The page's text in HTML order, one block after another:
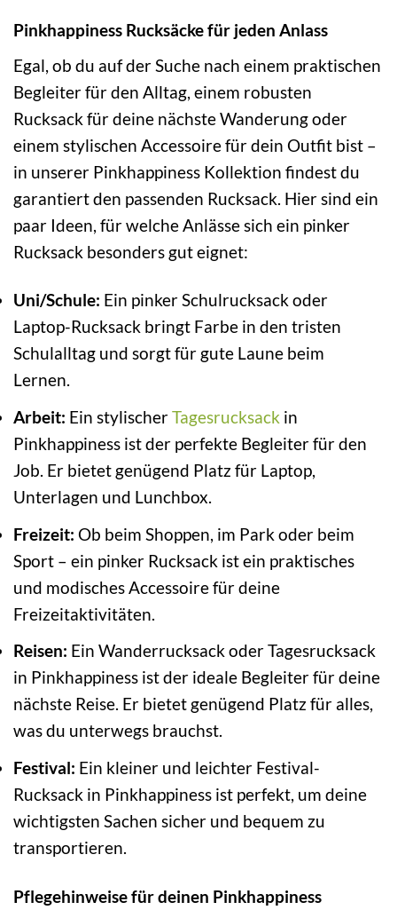
Pinkhappiness Rucksäcke für jeden Anlass
Egal, ob du auf der Suche nach einem praktischen
Begleiter für den Alltag, einem robusten
Rucksack für deine nächste Wanderung oder
einem stylischen Accessoire für dein Outfit bist –
in unserer Pinkhappiness Kollektion findest du
garantiert den passenden Rucksack. Hier sind ein
paar Ideen, für welche Anlässe sich ein pinker
Rucksack besonders gut eignet:
Uni/Schule: Ein pinker Schulrucksack oder
Laptop-Rucksack bringt Farbe in den tristen
Schulalltag und sorgt für gute Laune beim
Lernen.
Arbeit: Ein stylischerTagesrucksack in
Pinkhappiness ist der perfekte Begleiter für den
Job. Er bietet genügend Platz für Laptop,
Unterlagen und Lunchbox.
Freizeit: Ob beim Shoppen, im Park oder beim
Sport – ein pinker Rucksack ist ein praktisches
und modisches Accessoire für deine
Freizeitaktivitäten.
Reisen: Ein Wanderrucksack oder Tagesrucksack
in Pinkhappiness ist der ideale Begleiter für deine
nächste Reise. Er bietet genügend Platz für alles,
was du unterwegs brauchst.
Festival: Ein kleiner und leichter Festival-
Rucksack in Pinkhappiness ist perfekt, um deine
wichtigsten Sachen sicher und bequem zu
transportieren.
Pflegehinweise für deinen Pinkhappiness